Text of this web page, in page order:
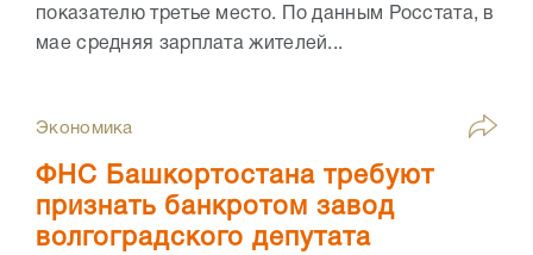
показателю третье место. По данным Росстата, в
мае средняя зарплата жителей...
Экономика
ФНС Башкортостана требуют
признать банкротом завод
волгоградского депутата